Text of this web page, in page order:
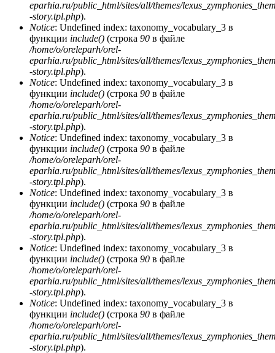
eparhia.ru/public_html/sites/all/themes/
-story.tpl.php).
Notice: Undefined index: taxonomy_vocabulary_3 в
функции include() (строка 90 в файле
/home/o/oreleparh/orel-
eparhia.ru/public_html/sites/all/themes/
-story.tpl.php).
Notice: Undefined index: taxonomy_vocabulary_3 в
функции include() (строка 90 в файле
/home/o/oreleparh/orel-
eparhia.ru/public_html/sites/all/themes/
-story.tpl.php).
Notice: Undefined index: taxonomy_vocabulary_3 в
функции include() (строка 90 в файле
/home/o/oreleparh/orel-
eparhia.ru/public_html/sites/all/themes/
-story.tpl.php).
Notice: Undefined index: taxonomy_vocabulary_3 в
функции include() (строка 90 в файле
/home/o/oreleparh/orel-
eparhia.ru/public_html/sites/all/themes/
-story.tpl.php).
Notice: Undefined index: taxonomy_vocabulary_3 в
функции include() (строка 90 в файле
/home/o/oreleparh/orel-
eparhia.ru/public_html/sites/all/themes/
-story.tpl.php).
Notice: Undefined index: taxonomy_vocabulary_3 в
функции include() (строка 90 в файле
/home/o/oreleparh/orel-
eparhia.ru/public_html/sites/all/themes/
-story.tpl.php).